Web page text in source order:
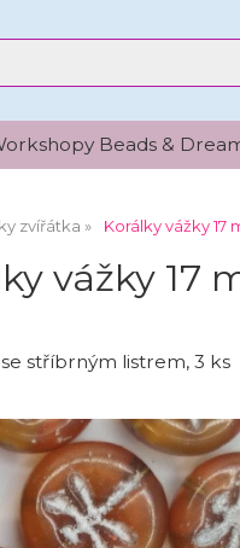
Beads &
zvířátka Korálky vážky 17
vážky 17
stříbrným listrem, 3 ks